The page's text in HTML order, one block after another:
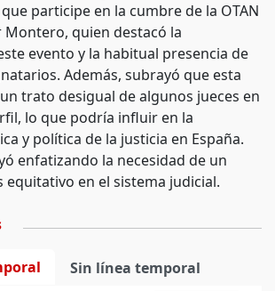
participe en la cumbre de la OTAN
quien destacó la
evento y la habitual presencia de
Además, subrayó que esta
trato desigual de algunos jueces en
lo que podría influir en la
y política de la justicia en España.
enfatizando la necesidad de un
en el sistema judicial.
Sin línea temporal